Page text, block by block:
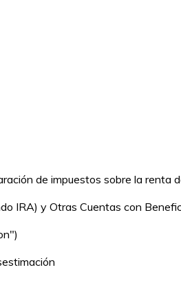
de impuestos sobre la renta
IRA) y Otras Cuentas con